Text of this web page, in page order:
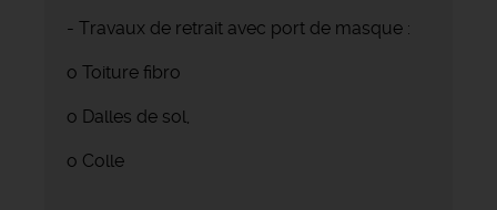
- Travaux de retrait avec port de masque :
o Toiture fibro
o Dalles de sol,
o Colle